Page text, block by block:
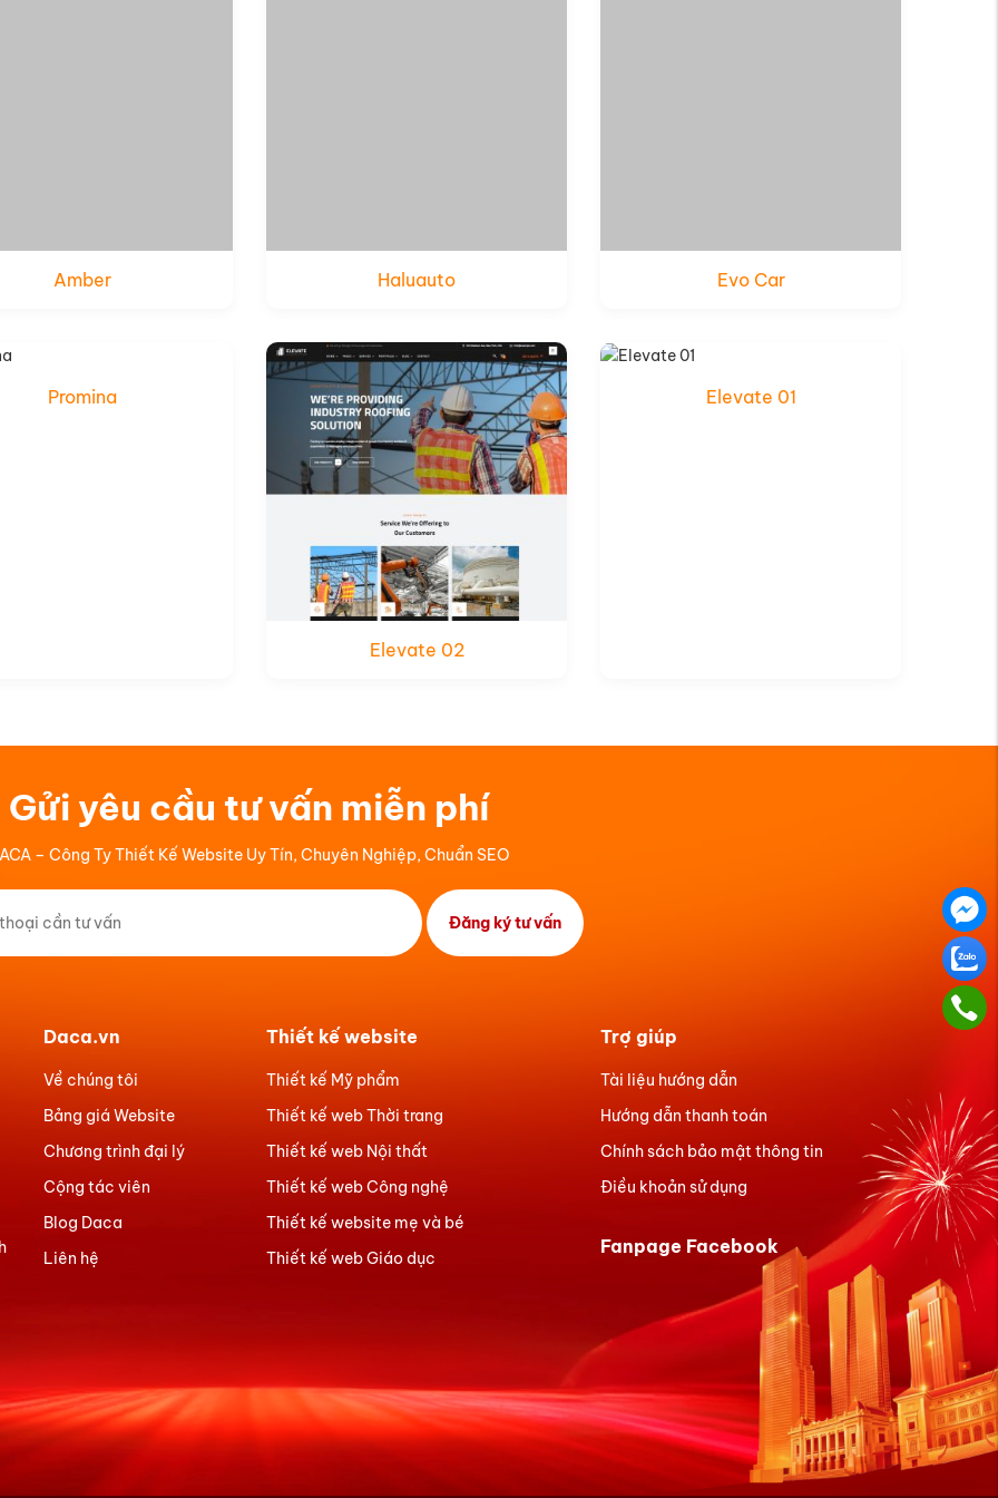
Amber Haluauto Evo Car
Promina
Chi tiết
Elevate 02
Elevate 01
Gửi yêu cầu tư vấn miễn phí
– Công Ty Thiết Kế Website Uy Tín, Chuyên Nghiệp, Chuẩn SEO
Đăng ký tư vấn
Daca.vn
Về chúng tôi
Bảng giá Website
Chương trình đại lý
Cộng tác viên
Blog Daca
Liên hệ
Thiết kế website
Thiết kế Mỹ phẩm
Thiết kế web Thời trang
Thiết kế web Nội thất
Thiết kế web Công nghệ
Thiết kế website mẹ và bé
Thiết kế web Giáo dục
Trợ giúp
Tài liệu hướng dẫn
Hướng dẫn thanh toán
Chính sách bảo mật thông tin
Điều khoản sử dụng
Fanpage Facebook